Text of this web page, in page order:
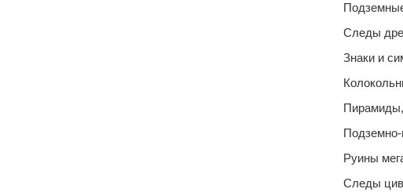
Следы
Знаки и
Подземно-
Руины
Следы